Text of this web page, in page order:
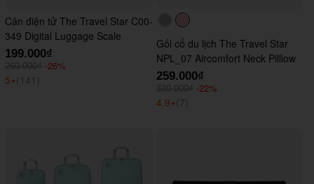
Cân điện tử The Travel Star C00-
349 Digital Luggage Scale
199.000₫
269.000₫ -26%
5⭑ (141)
#acacac#ffc0cb
Gối cổ du lịch The Travel Star
NPL_07 Aircomfort Neck Pilllow
259.000₫
330.000₫ -22%
4.9⭑ (7)